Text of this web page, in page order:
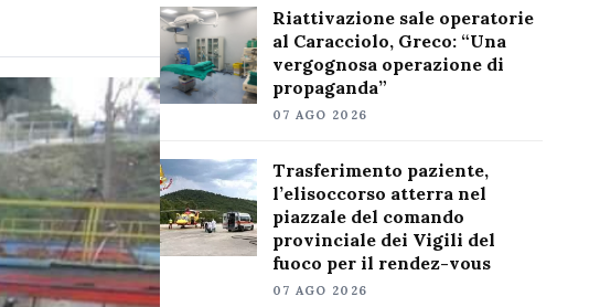
Riattivazione sale operatorie
al Caracciolo, Greco: “Una
vergognosa operazione di
propaganda”
07 AGO 2026
Trasferimento paziente,
l’elisoccorso atterra nel
piazzale del comando
provinciale dei Vigili del
fuoco per il rendez-vous
07 AGO 2026